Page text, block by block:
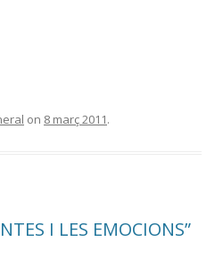
on 8 març 2011.
I LES EMOCIONS”